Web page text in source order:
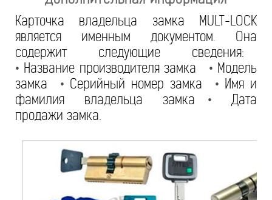
Карточка владельца замка MULT-LOCK
является именным документом. Она
содержит следующие сведения:
• Название производителя замка • Модель
замка • Серийный номер замка • Имя и
фамилия владельца замка • Дата
продажи замка.